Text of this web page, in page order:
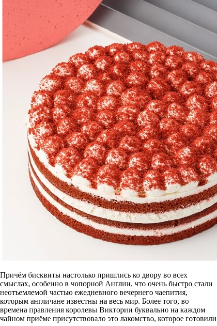
Причём бисквиты настолько пришлись ко двору во всех
смыслах, особенно в чопорной Англии, что очень быстро стали
неотъемлемой частью ежедневного вечернего чаепития,
которым англичане известны на весь мир. Более того, во
времена правления королевы Виктории буквально на каждом
чайном приёме присутствовало это лакомство, которое готовили